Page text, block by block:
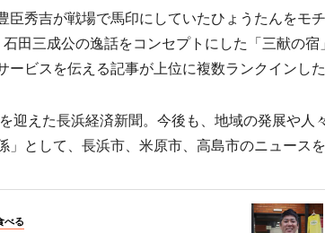
秀吉が戦場で馬印にしていたひょうたんをモ
田三成公の逸話をコンセプトにした「三献の
ービスを伝える記事が上位に複数ランクインした
迎えた長浜経済新聞。今後も、地域の発展や人
」として、長浜市、米原市、高島市のニュースを
べる